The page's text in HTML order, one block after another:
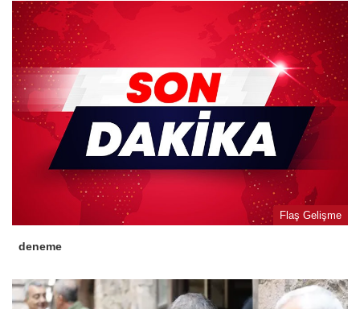
Flaş Gelişme
deneme